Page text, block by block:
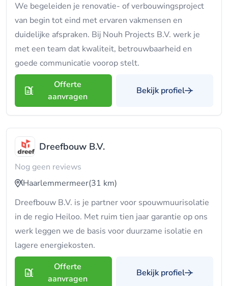
We begeleiden je renovatie- of verbouwingsproject
van begin tot eind met ervaren vakmensen en
duidelijke afspraken. Bij Nouh Projects B.V. werk je
met een team dat kwaliteit, betrouwbaarheid en
goede communicatie voorop stelt.
Offerte
aanvragen
Bekijk profiel
Dreefbouw B.V.
Nog geen reviews
Haarlemmermeer(31 km)
Dreefbouw B.V. is je partner voor spouwmuurisolatie
in de regio Heiloo. Met ruim tien jaar garantie op ons
werk leggen we de basis voor duurzame isolatie en
lagere energiekosten.
Offerte
aanvragen
Bekijk profiel